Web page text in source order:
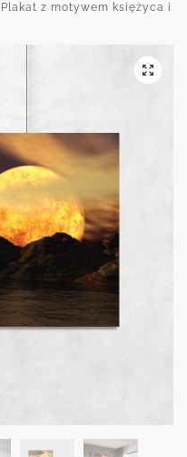
Plakat z motywem księżyca i